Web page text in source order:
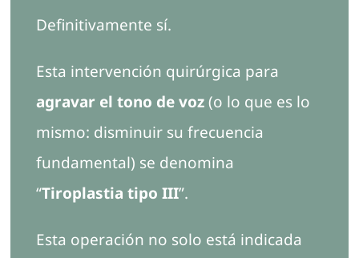
Definitivamente sí.
Esta intervención quirúrgica para
agravar el tono de voz(o lo que es lo
mismo: disminuir su frecuencia
fundamental) se denomina
“Tiroplastia tipo III”.
Esta operación no solo está indicada